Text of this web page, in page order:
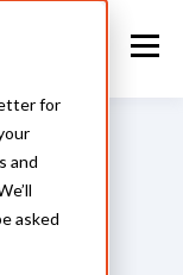
for
and
asked